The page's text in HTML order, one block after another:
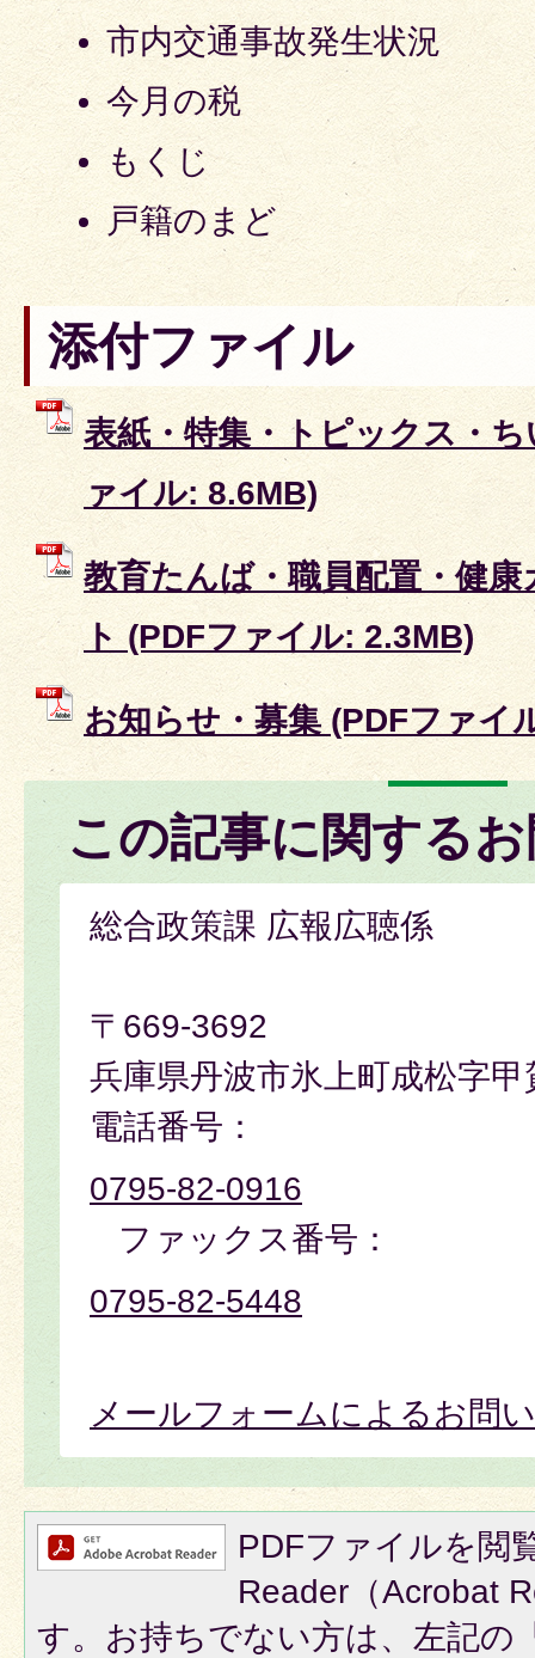
市内交通事故発生状況
今月の税
もくじ
戸籍のまど
添付ファイル
表紙・特集・トピックス・
ァイル: 8.6MB)
教育たんば・職員配置・健
ト (PDFファイル: 2.3MB)
お知らせ・募集 (PDFファイ
この記事に関する
総合政策課 広報広聴係
〒669-3692
兵庫県丹波市氷上町成松字甲
電話番号：
0795-82-0916
ファックス番号：
0795-82-5448
メールフォームによるお問
PDFファイルを閲
Reader（Acrobat
す。お持ちでない方は、左記の